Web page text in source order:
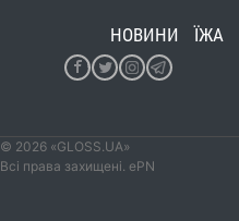
НОВИНИ ЇЖА
© 2026 «GLOSS.UA»
Всі права захищені. ePN